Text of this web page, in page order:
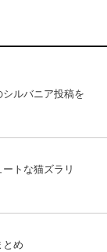
シルバニア投稿を
トな猫ズラリ
め